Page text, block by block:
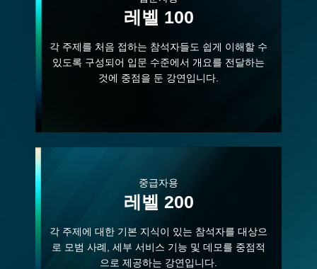
레벨 100
각 주제를 처음 접하는 참석자들도 쉽게 이해할 수
있도록 구성되어 입문 수준에서 개요를 전달하는
것에 중점을 둔 강연입니다.
중급자용
레벨 200
각 주제에 대한 기본 지식이 있는 참석자를 대상으
로 모범 사례, 세부 서비스 기능 및 데모를 중점적
으로 제공하는 강연입니다.